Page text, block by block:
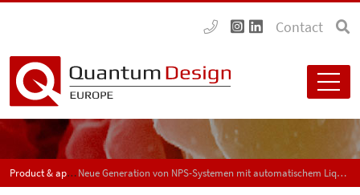
Contact
Product & application news - SPECTRUM Neue Generation von NPS-Systemen mit automatischem Liquid-Handling